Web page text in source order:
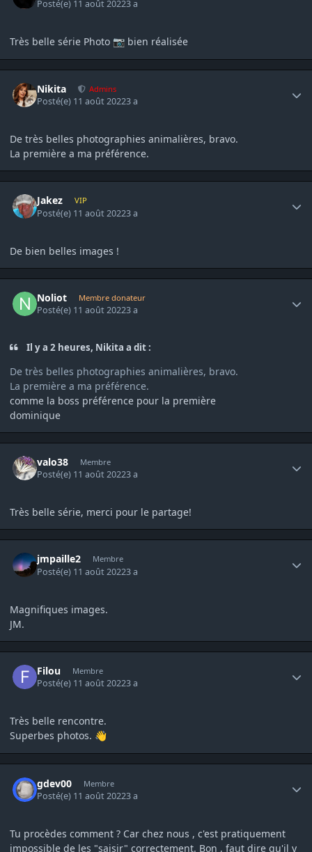
Posté(e) 11 août 20223 a
Très belle série Photo 📷 bien réalisée
Nikita Admins
Posté(e) 11 août 20223 a
De très belles photographies animalières, bravo.
La première a ma préférence.
Jakez VIP
Posté(e) 11 août 20223 a
De bien belles images !
Noliot Membre donateur
Posté(e) 11 août 20223 a
Il y a 2 heures, Nikita a dit :
De très belles photographies animalières, bravo.
La première a ma préférence.
comme la boss préférence pour la première
dominique
valo38 Membre
Posté(e) 11 août 20223 a
Très belle série, merci pour le partage!
jmpaille2 Membre
Posté(e) 11 août 20223 a
Magnifiques images.
JM.
Filou Membre
Posté(e) 11 août 20223 a
Très belle rencontre.
Superbes photos. 👋
gdev00 Membre
Posté(e) 11 août 20223 a
Tu procèdes comment ? Car chez nous , c'est pratiquement
impossible de les "saisir" correctement. Bon , faut dire qu'il y